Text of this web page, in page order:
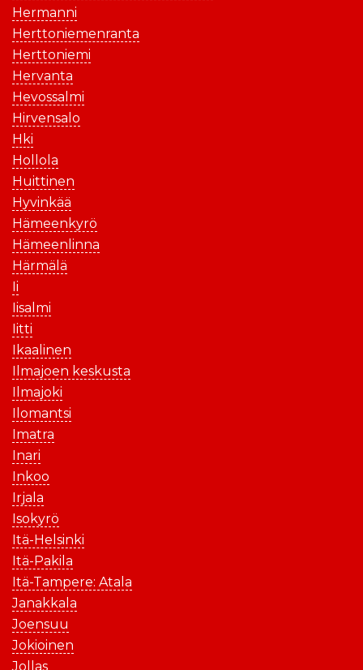
Hermanni
Herttoniemenranta
Herttoniemi
Hervanta
Hevossalmi
Hirvensalo
Hki
Hollola
Huittinen
Hyvinkää
Hämeenkyrö
Hämeenlinna
Härmälä
Ii
Iisalmi
Iitti
Ikaalinen
Ilmajoen keskusta
Ilmajoki
Ilomantsi
Imatra
Inari
Inkoo
Irjala
Isokyrö
Itä-Helsinki
Itä-Pakila
Itä-Tampere: Atala
Janakkala
Joensuu
Jokioinen
Jollas